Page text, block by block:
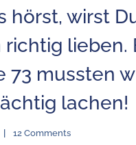
hörst, wirst
richtig lieben.
73 mussten
lachen!
12 Comments